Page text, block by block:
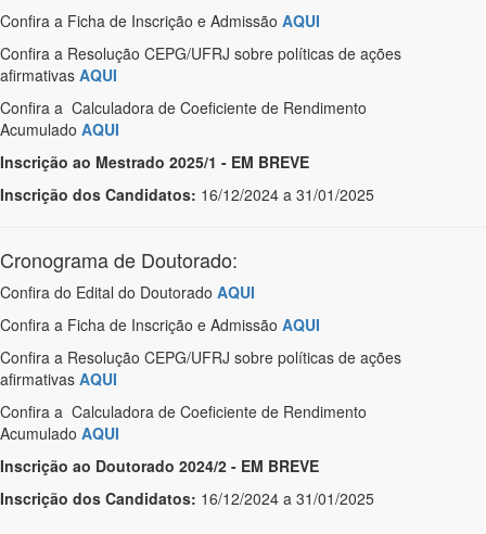
Confira a Ficha de Inscrição e Admissão AQUI
Confira a Resolução CEPG/UFRJ sobre políticas de ações
afirmativas AQUI
Confira a Calculadora de Coeficiente de Rendimento
Acumulado AQUI
Inscrição ao Mestrado 2025/1 - EM BREVE
Inscrição dos Candidatos: 16/12/2024 a 31/01/2025
Cronograma de Doutorado:
Confira do Edital do Doutorado AQUI
Confira a Ficha de Inscrição e Admissão AQUI
Confira a Resolução CEPG/UFRJ sobre políticas de ações
afirmativas AQUI
Confira a Calculadora de Coeficiente de Rendimento
Acumulado AQUI
Inscrição ao Doutorado 2024/2 - EM BREVE
Inscrição dos Candidatos: 16/12/2024 a 31/01/2025